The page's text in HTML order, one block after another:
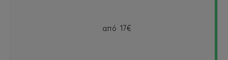
από 17€